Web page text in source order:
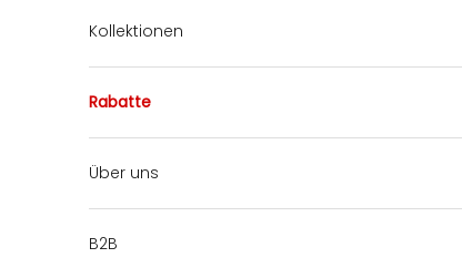
Kollektionen
Rabatte
Über uns
B2B